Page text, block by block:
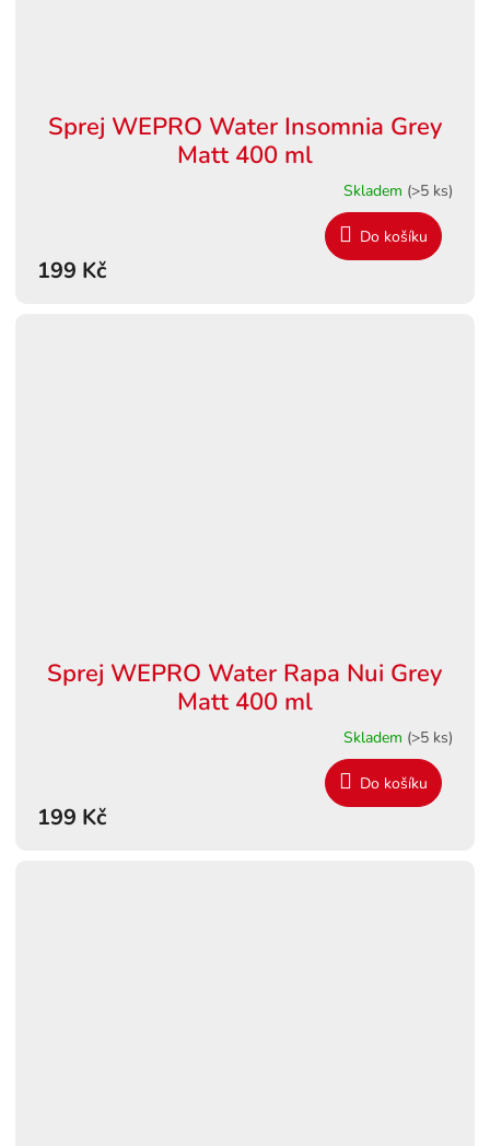
Sprej WEPRO Water Insomnia Grey
Matt 400 ml
Skladem (>5 ks)
199 Kč
Do košíku
Sprej WEPRO Water Rapa Nui Grey
Matt 400 ml
Skladem (>5 ks)
199 Kč
Do košíku